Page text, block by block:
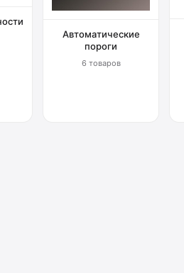
Автоматические
пороги
6 товаров